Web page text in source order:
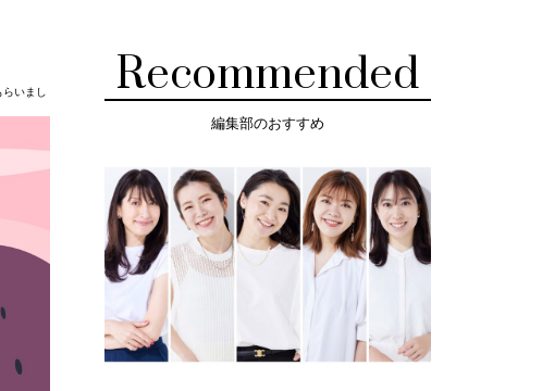
いまし
Recommended
編集部のおすすめ